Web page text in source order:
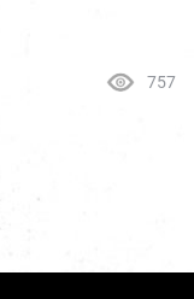
757